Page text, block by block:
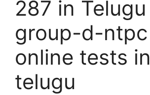
287 in Telugu |
group-d-ntpc
online tests in
telugu